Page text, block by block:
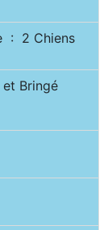
: 2 Chiens
et Bringé